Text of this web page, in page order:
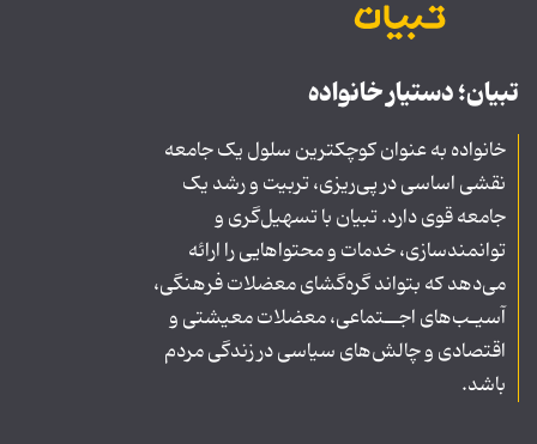
تبیان؛ دستیار خانواده
خانواده به عنوان کوچکترین سلول یک جامعه
نقشی اساسی در پی‌ریزی، تربیت و رشد یک
جامعه قوی دارد. تبیان با تسهیل‌گری و
توانمندسازی، خدمات و محتواهایی را ارائه
می‌دهد که بتواند گره‌گشای معضلات فرهنگی،
آسیـب‌های اجــتماعی، معضلات معیشتی و
اقتصادی و چالش‌های سیاسی در زندگی مردم
باشد.